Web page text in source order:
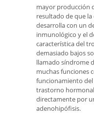
mayor producción
resultado de que
desarrolla con un
inmunológico y el
característica del
demasiado bajos
llamado síndrome
muchas funciones
funcionamiento
trastorno
directamente por
adenohipófisis.